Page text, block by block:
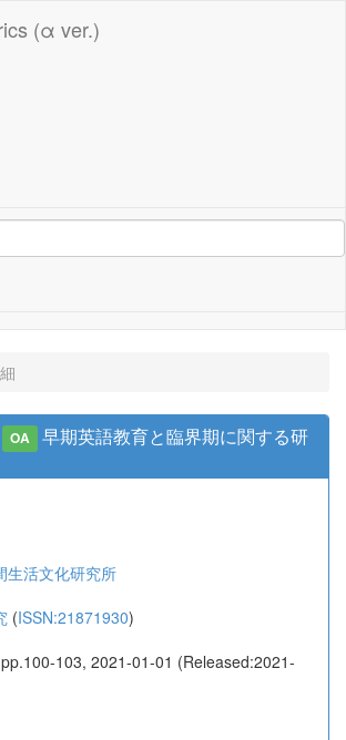
(α ver.)
OA
早期英語教育と臨界期に関する研
生活文化研究所
(ISSN:21871930)
103, 2021-01-01 (Released:2021-